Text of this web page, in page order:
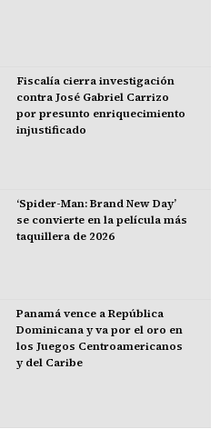
Fiscalía cierra investigación
contra José Gabriel Carrizo
por presunto enriquecimiento
injustificado
‘Spider-Man: Brand New Day’
se convierte en la película más
taquillera de 2026
Panamá vence a República
Dominicana y va por el oro en
los Juegos Centroamericanos
y del Caribe